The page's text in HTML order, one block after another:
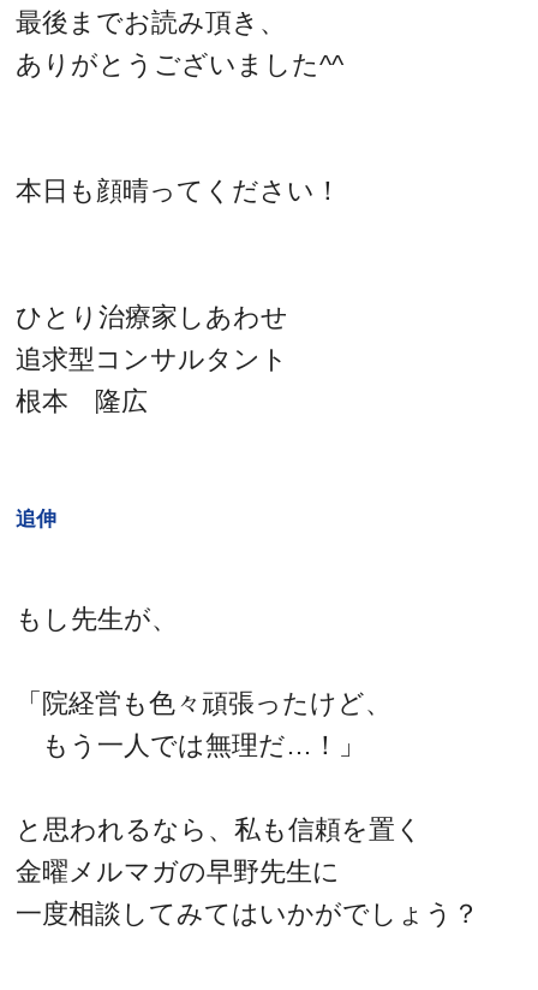
最後までお読み頂き、
ありがとうございました^^
本日も顔晴ってください！
ひとり治療家しあわせ
追求型コンサルタント
根本 隆広
追伸
もし先生が、
「院経営も色々頑張ったけど、
もう一人では無理だ…！」
と思われるなら、私も信頼を置く
金曜メルマガの早野先生に
一度相談してみてはいかがでしょう？